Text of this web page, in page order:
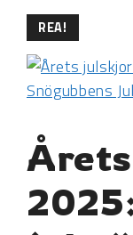
REA!